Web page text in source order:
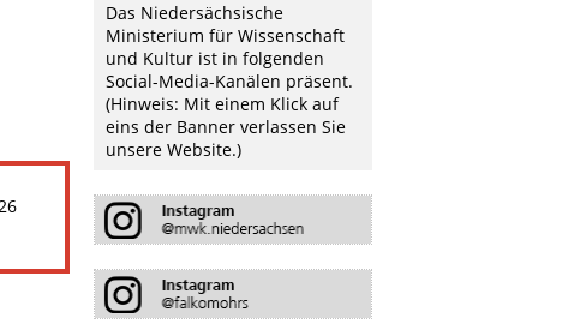
Das Niedersächsische
Ministerium für Wissenschaft
und Kultur ist in folgenden
Social-Media-Kanälen präsent.
(Hinweis: Mit einem Klick auf
eins der Banner verlassen Sie
unsere Website.)